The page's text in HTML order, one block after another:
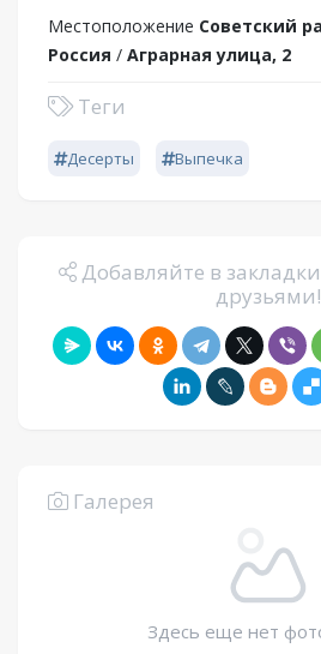
Местоположение Советский
Россия / Аграрная улица, 2
Теги
Десерты Выпечка
Добавляйте в
друзьями!
Галерея
Здесь еще нет